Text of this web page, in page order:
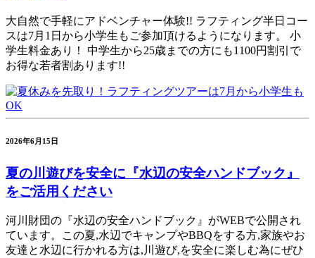
大自然で手軽にアドベンチャー体験!! ラフティング半日コー
スは7月1日から小学生もご参加頂けるようになります。 小
学生料金あり！ 中学生から25歳までの方にも1100円割引で
お得な若者割あります!!
2026年6月15日
夏の川遊びを安全に『水辺の安全ハンドブック』
をご活用ください
河川財団の『水辺の安全ハンドブック』がWEBで公開され
ています。この夏,水辺でキャンプやBBQをする方,家族やお
友達と水辺に行かれる方は,川遊び,を安全に楽しむ為にぜひ